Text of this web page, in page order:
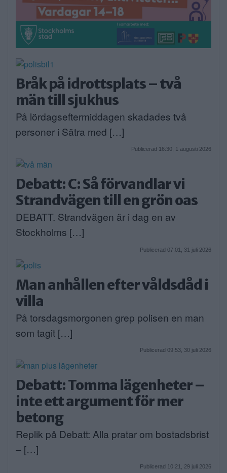
Bråk på idrottsplats – två
män till sjukhus
På lördagseftermiddagen skadades två
personer i Sätra med […]
Publicerad 16:30, 1 augusti 2026
Debatt: C: Så förvandlar vi
Strandvägen till en grön oas
DEBATT. Strandvägen är i dag en av
Stockholms […]
Publicerad 07:01, 31 juli 2026
Man anhållen efter våldsdåd i
villa
På torsdagsmorgonen grep polisen en man
som tagit […]
Publicerad 09:53, 30 juli 2026
Debatt: Tomma lägenheter –
inte ett argument för mer
betong
Replik på Debatt: Alla pratar om bostadsbrist
– […]
Publicerad 10:21, 29 juli 2026